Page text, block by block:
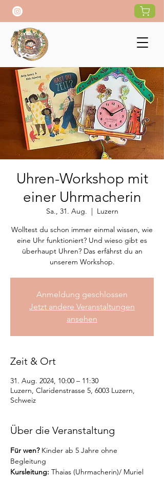
Uhren-Workshop mit
einer Uhrmacherin
Sa., 31. Aug.
  |
Luzern
Wolltest du schon immer einmal wissen, wie
eine Uhr funktioniert? Und wieso gibt es
überhaupt Uhren? Das erfährst du an
unserem Workshop.
Anmeldung geschlossen
Jetzt andere Veranstaltungen
ansehen
Zeit & Ort
31. Aug. 2024, 10:00 – 11:30
Luzern, Claridenstrasse 5, 6003 Luzern,
Schweiz
Über die Veranstaltung
Für wen? Kinder ab 5 Jahre ohne
Begleitung
Kursleitung: Thaias (Uhrmacherin)/ Muriel